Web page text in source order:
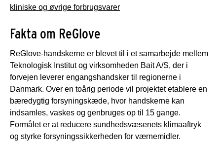
kliniske og øvrige forbrugsvarer
Fakta om ReGlove
ReGlove-handskerne er blevet til i et samarbejde mellem
Teknologisk Institut og virksomheden Bait A/S, der i
forvejen leverer engangshandsker til regionerne i
Danmark. Over en toårig periode vil projektet etablere en
bæredygtig forsyningskæde, hvor handskerne kan
indsamles, vaskes og genbruges op til 15 gange.
Formålet er at reducere sundhedsvæsenets klimaaftryk
og styrke forsyningssikkerheden for værnemidler.